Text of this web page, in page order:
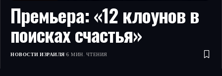
Премьера: «12 клоунов в
поисках счастья»
НОВОСТИ ИЗРАИЛЯ 6 МИН. ЧТЕНИЯ